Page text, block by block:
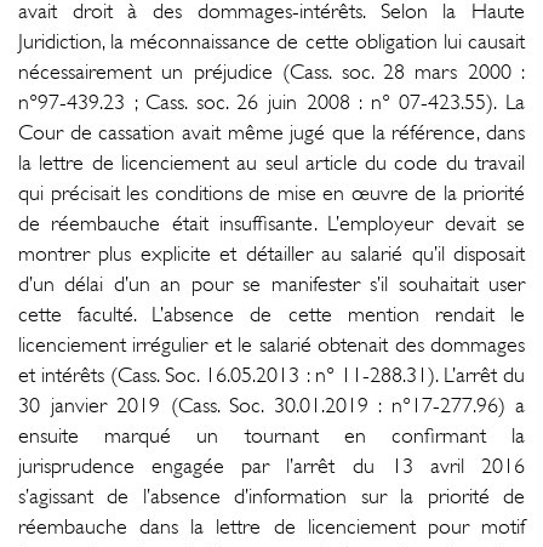
avait droit à des dommages-intérêts. Selon la Haute
Juridiction, la méconnaissance de cette obligation lui causait
nécessairement un préjudice (Cass. soc. 28 mars 2000 :
n°97-439.23 ; Cass. soc. 26 juin 2008 : n° 07-423.55). La
Cour de cassation avait même jugé que la référence, dans
la lettre de licenciement au seul article du code du travail
qui précisait les conditions de mise en œuvre de la priorité
de réembauche était insuffisante. L’employeur devait se
montrer plus explicite et détailler au salarié qu’il disposait
d’un délai d’un an pour se manifester s’il souhaitait user
cette faculté. L’absence de cette mention rendait le
licenciement irrégulier et le salarié obtenait des dommages
et intérêts (Cass. Soc. 16.05.2013 : n° 11-288.31). L’arrêt du
30 janvier 2019 (Cass. Soc. 30.01.2019 : n°17-277.96) a
ensuite marqué un tournant en confirmant la
jurisprudence engagée par l’arrêt du 13 avril 2016
s’agissant de l’absence d’information sur la priorité de
réembauche dans la lettre de licenciement pour motif